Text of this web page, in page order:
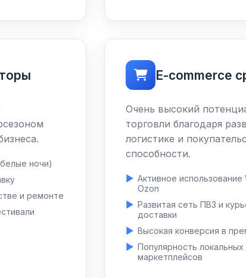
ночи)
и ремонте
E-commerce
Очень высокий
торговли благодаря
логистике и
способности.
Активное использование
Ozon
Развитая сеть ПВЗ и
доставки
Высокая конверсия в
Популярность локальных
маркетплейсов